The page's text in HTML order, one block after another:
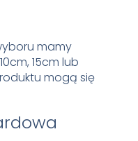
mamy
15cm lub
mogą się